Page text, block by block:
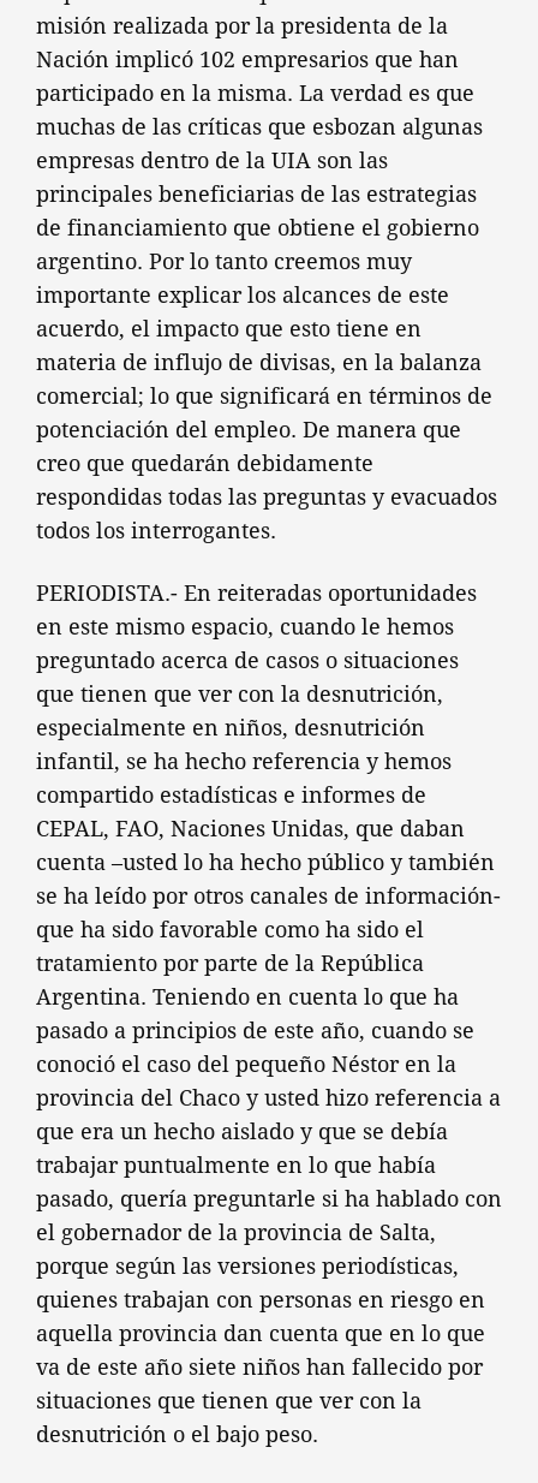
misión realizada por la presidenta de la
Nación implicó 102 empresarios que han
participado en la misma. La verdad es que
muchas de las críticas que esbozan algunas
empresas dentro de la UIA son las
principales beneficiarias de las estrategias
de financiamiento que obtiene el gobierno
argentino. Por lo tanto creemos muy
importante explicar los alcances de este
acuerdo, el impacto que esto tiene en
materia de influjo de divisas, en la balanza
comercial; lo que significará en términos de
potenciación del empleo. De manera que
creo que quedarán debidamente
respondidas todas las preguntas y evacuados
todos los interrogantes.
PERIODISTA.- En reiteradas oportunidades
en este mismo espacio, cuando le hemos
preguntado acerca de casos o situaciones
que tienen que ver con la desnutrición,
especialmente en niños, desnutrición
infantil, se ha hecho referencia y hemos
compartido estadísticas e informes de
CEPAL, FAO, Naciones Unidas, que daban
cuenta –usted lo ha hecho público y también
se ha leído por otros canales de información-
que ha sido favorable como ha sido el
tratamiento por parte de la República
Argentina. Teniendo en cuenta lo que ha
pasado a principios de este año, cuando se
conoció el caso del pequeño Néstor en la
provincia del Chaco y usted hizo referencia a
que era un hecho aislado y que se debía
trabajar puntualmente en lo que había
pasado, quería preguntarle si ha hablado con
el gobernador de la provincia de Salta,
porque según las versiones periodísticas,
quienes trabajan con personas en riesgo en
aquella provincia dan cuenta que en lo que
va de este año siete niños han fallecido por
situaciones que tienen que ver con la
desnutrición o el bajo peso.